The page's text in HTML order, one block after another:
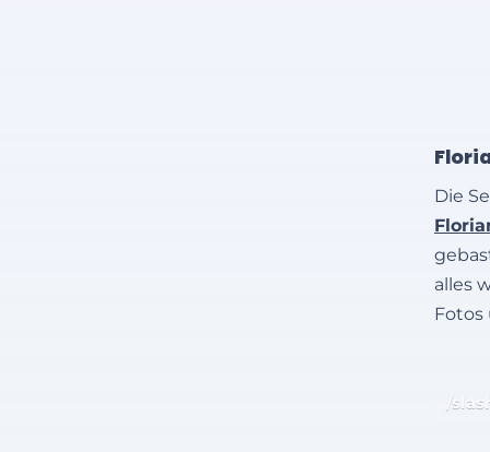
Die
alles
Fotos
/